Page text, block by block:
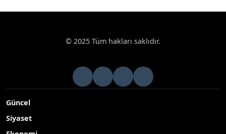
© 2025 Tüm hakları saklıdır.
Güncel
Siyaset